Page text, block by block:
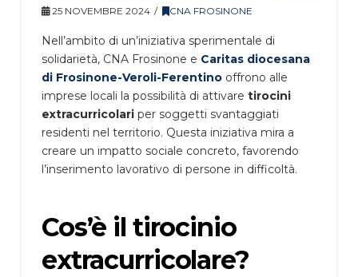
25 NOVEMBRE 2024 CNA FROSINONE
Nell’ambito di un’iniziativa sperimentale di
solidarietà, CNA Frosinone e Caritas diocesana
di Frosinone-Veroli-Ferentinooffrono alle
imprese locali la possibilità di attivare tirocini
extracurricolariper soggetti svantaggiati
residenti nel territorio. Questa iniziativa mira a
creare un impatto sociale concreto, favorendo
l’inserimento lavorativo di persone in difficoltà.
Cos’è il tirocinio
extracurricolare?